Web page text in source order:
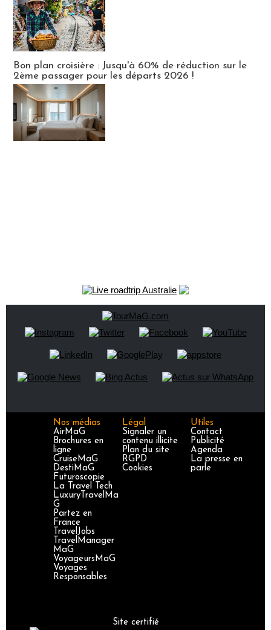
Bon plan croisière : Jusqu'à 60% de réduction sur le
2ème passager pour les départs 2026 !
Nos médias
AirMaG
Brochures en
ligne
CruiseMaG
DestiMaG
Futuroscopie
La Travel Tech
LuxuryTravelMa
G
Partez en
France
TravelJobs
TravelManager
MaG
VoyageursMaG
Voyages
Responsables
Légal
Signaler un
contenu illicite
Plan du site
RGPD
Cookies
Utiles
Contact
Publicité
Agenda
La presse en
parle
Site certifié